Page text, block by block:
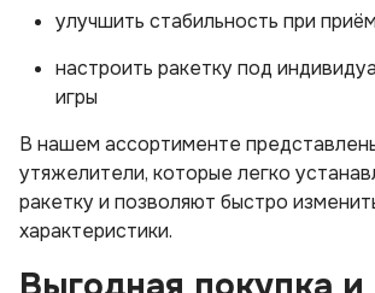
улучшить стабильность при
настроить ракетку под
игры
В нашем ассортименте
утяжелители, которые легко
ракетку и позволяют быстро
характеристики.